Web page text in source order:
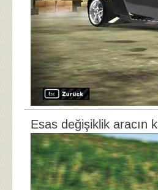
Esas değişiklik aracın